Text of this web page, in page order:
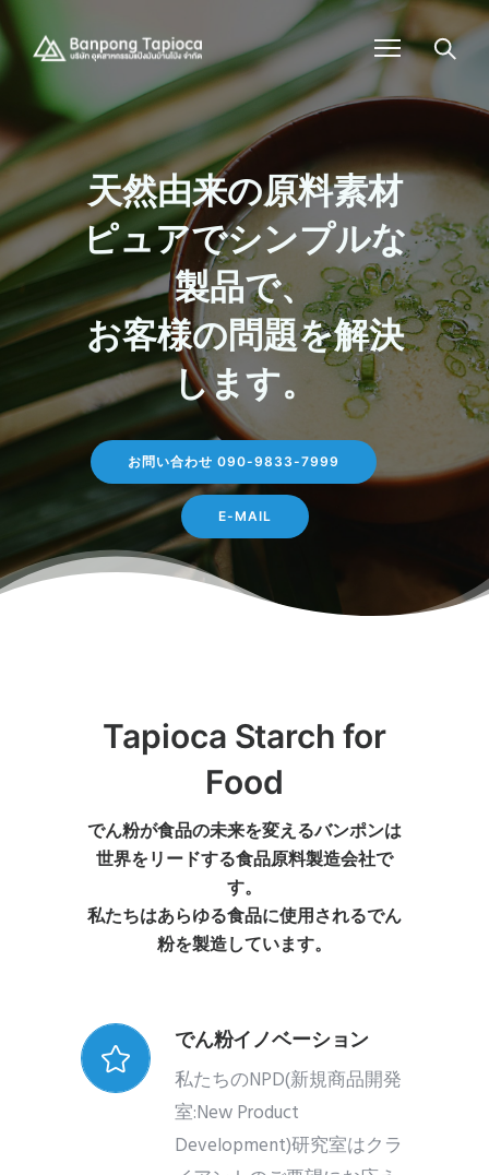
天然由来の原料素材
ピュアでシンプルな
製品で、
お客様の問題を解決
します。
お問い合わせ 090-9833-7999
E-MAIL
Tapioca Starch for
Food
でん粉が食品の未来を変えるバンポンは
世界をリードする食品原料製造会社で
す。
私たちはあらゆる食品に使用されるでん
粉を製造しています。
でん粉イノベーション
私たちのNPD(新規商品開発
室:New Product
Development)研究室はクラ